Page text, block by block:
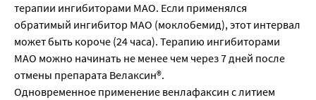
терапии ингибиторами МАО. Если применялся
обратимый ингибитор МАО (моклобемид), этот интервал
может быть короче (24 часа). Терапию ингибиторами
МАО можно начинать не менее чем через 7 дней после
отмены препарата Велаксин®.
Одновременное применение венлафаксин с литием